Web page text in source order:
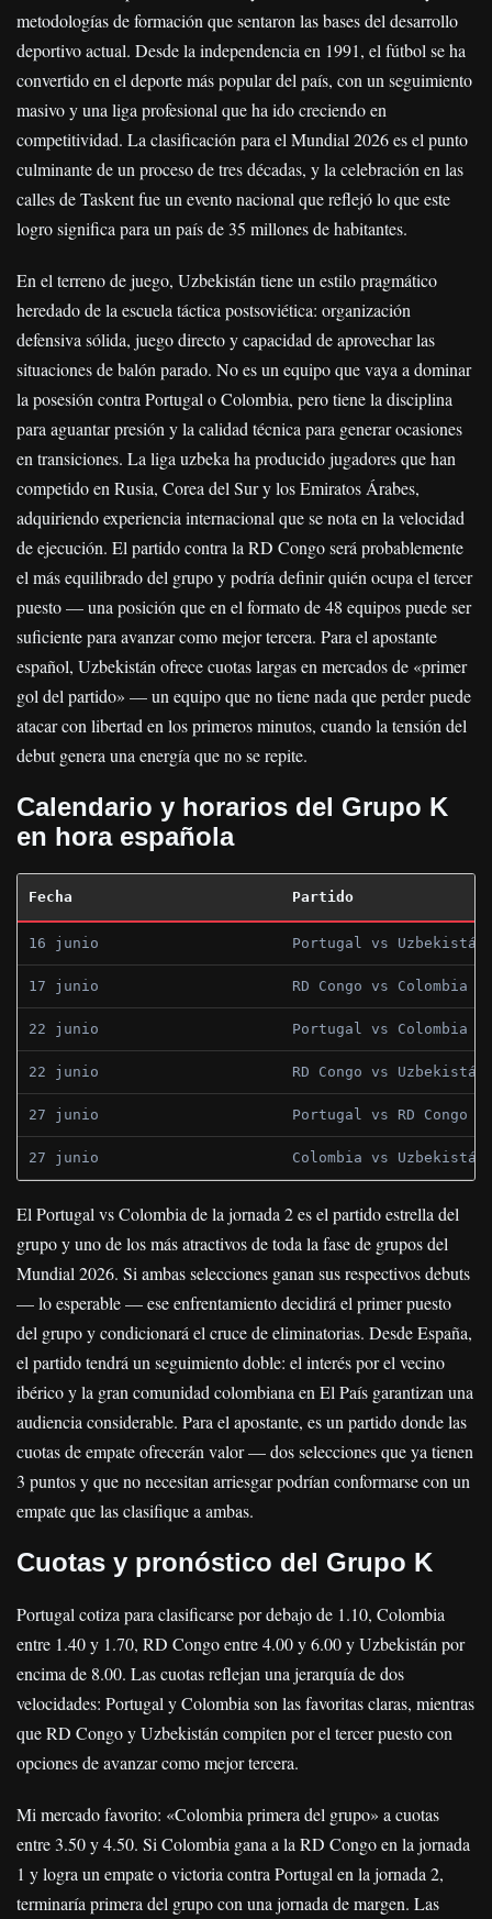
metodologías de formación que sentaron las bases del desarrollo
deportivo actual. Desde la independencia en 1991, el fútbol se ha
convertido en el deporte más popular del país, con un seguimiento
masivo y una liga profesional que ha ido creciendo en
competitividad. La clasificación para el Mundial 2026 es el punto
culminante de un proceso de tres décadas, y la celebración en las
calles de Taskent fue un evento nacional que reflejó lo que este
logro significa para un país de 35 millones de habitantes.
En el terreno de juego, Uzbekistán tiene un estilo pragmático
heredado de la escuela táctica postsoviética: organización
defensiva sólida, juego directo y capacidad de aprovechar las
situaciones de balón parado. No es un equipo que vaya a dominar
la posesión contra Portugal o Colombia, pero tiene la disciplina
para aguantar presión y la calidad técnica para generar ocasiones
en transiciones. La liga uzbeka ha producido jugadores que han
competido en Rusia, Corea del Sur y los Emiratos Árabes,
adquiriendo experiencia internacional que se nota en la velocidad
de ejecución. El partido contra la RD Congo será probablemente
el más equilibrado del grupo y podría definir quién ocupa el tercer
puesto — una posición que en el formato de 48 equipos puede ser
suficiente para avanzar como mejor tercera. Para el apostante
español, Uzbekistán ofrece cuotas largas en mercados de «primer
gol del partido» — un equipo que no tiene nada que perder puede
atacar con libertad en los primeros minutos, cuando la tensión del
debut genera una energía que no se repite.
Calendario y horarios del Grupo K
en hora española
Fecha Partido
16 junio Portugal vs Uzbekistán
17 junio RD Congo vs Colombia
22 junio Portugal vs Colombia
22 junio RD Congo vs Uzbekistán
27 junio Portugal vs RD Congo
27 junio Colombia vs Uzbekistán
El Portugal vs Colombia de la jornada 2 es el partido estrella del
grupo y uno de los más atractivos de toda la fase de grupos del
Mundial 2026. Si ambas selecciones ganan sus respectivos debuts
— lo esperable — ese enfrentamiento decidirá el primer puesto
del grupo y condicionará el cruce de eliminatorias. Desde España,
el partido tendrá un seguimiento doble: el interés por el vecino
ibérico y la gran comunidad colombiana en El País garantizan una
audiencia considerable. Para el apostante, es un partido donde las
cuotas de empate ofrecerán valor — dos selecciones que ya tienen
3 puntos y que no necesitan arriesgar podrían conformarse con un
empate que las clasifique a ambas.
Cuotas y pronóstico del Grupo K
Portugal cotiza para clasificarse por debajo de 1.10, Colombia
entre 1.40 y 1.70, RD Congo entre 4.00 y 6.00 y Uzbekistán por
encima de 8.00. Las cuotas reflejan una jerarquía de dos
velocidades: Portugal y Colombia son las favoritas claras, mientras
que RD Congo y Uzbekistán compiten por el tercer puesto con
opciones de avanzar como mejor tercera.
Mi mercado favorito: «Colombia primera del grupo» a cuotas
entre 3.50 y 4.50. Si Colombia gana a la RD Congo en la jornada
1 y logra un empate o victoria contra Portugal en la jornada 2,
terminaría primera del grupo con una jornada de margen. Las